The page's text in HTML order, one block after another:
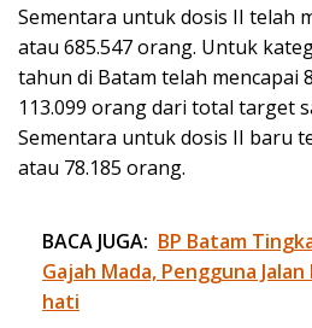
Sementara untuk dosis II telah
atau 685.547 orang. Untuk
tahun di Batam telah mencapai
113.099 orang dari total target
Sementara untuk dosis II baru
atau 78.185 orang.
BACA JUGA: BP Batam
Gajah Mada, Pengguna
hati